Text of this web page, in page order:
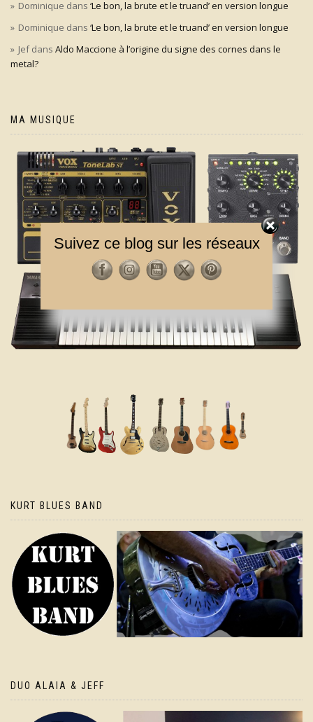
Dominique dans ‘Le bon, la brute et le truand’ en version longue
Dominique dans ‘Le bon, la brute et le truand’ en version longue
Jefdans Aldo Maccione à l’origine du signe des cornes dans le
metal?
MA MUSIQUE
KURT BLUES BAND
DUO ALAIA & JEFF
Suivez ce blog sur les réseaux